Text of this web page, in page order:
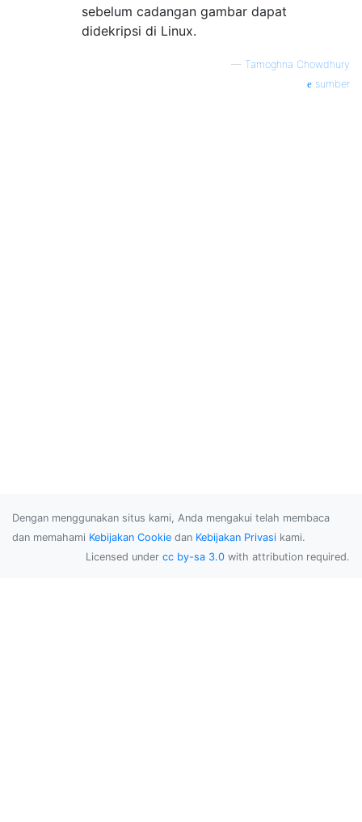
sebelum cadangan gambar dapat
didekripsi di Linux.
— Tamoghna Chowdhury
sumber
Dengan menggunakan situs kami, Anda mengakui telah membaca
dan memahami Kebijakan Cookie dan Kebijakan Privasi kami.
Licensed under cc by-sa 3.0 with attribution required.